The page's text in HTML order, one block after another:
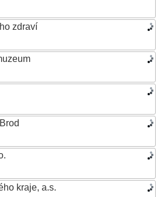
zdraví
kraje, a.s.